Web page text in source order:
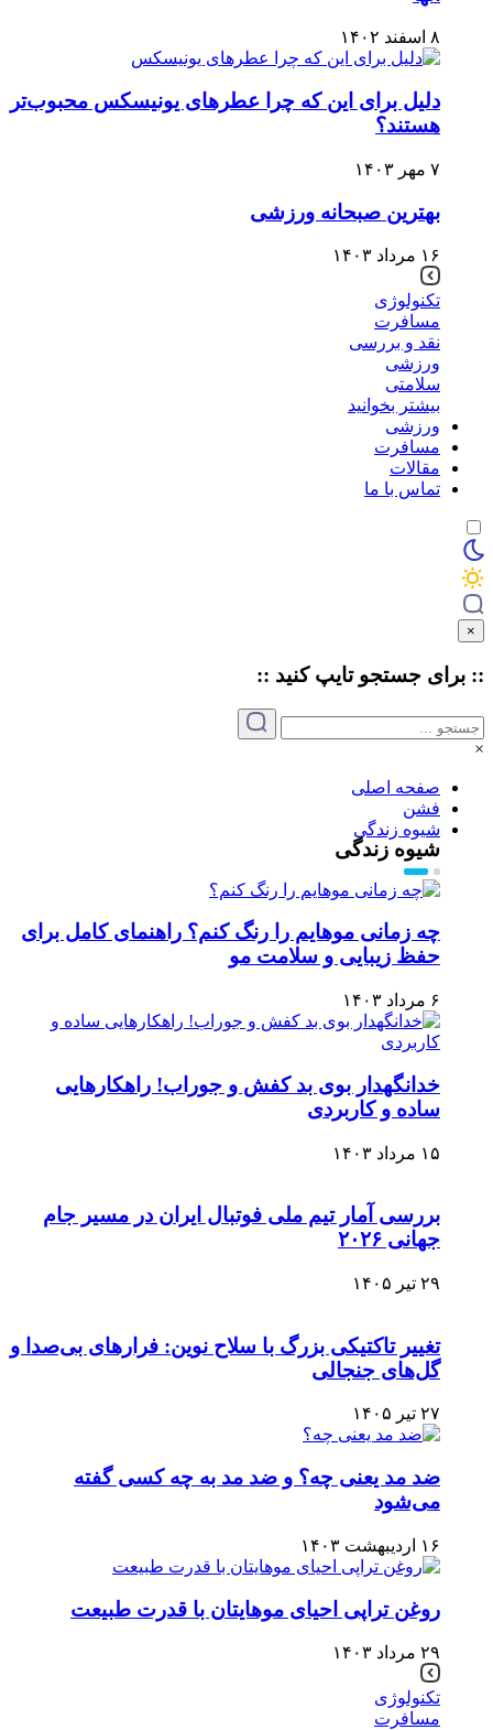
۸ اسفند ۱۴۰۲
دلیل برای این که چرا عطرهای یونیسکس محبوب‌تر
هستند؟
۷ مهر ۱۴۰۳
بهترین صبحانه ورزشی
۱۶ مرداد ۱۴۰۳
تکنولوژی
مسافرت
نقد و بررسی
ورزشی
سلامتی
بیشتر بخوانید
ورزشی
مسافرت
مقالات
تماس با ما
×
:: برای جستجو تایپکنید ::
×
صفحه اصلی
فشن
شیوه زندگی
شیوه زندگی
چه زمانی موهایم را رنگ کنم؟ راهنمای کامل برای
حفظ زیبایی و سلامت مو
۶ مرداد ۱۴۰۳
خدانگهدار بوی بد کفش و جوراب! راهکارهایی
ساده و کاربردی
۱۵ مرداد ۱۴۰۳
بررسی آمار تیم ملی فوتبال ایران در مسیر جام
جهانی ۲۰۲۶
۲۹ تیر ۱۴۰۵
تغییر تاکتیکی بزرگ با سلاح نوین: فرارهای بی‌صدا و
گل‌های جنجالی
۲۷ تیر ۱۴۰۵
ضد مد یعنی چه؟ و ضد مد به چه کسی گفته
می‌شود
۱۶ اردیبهشت ۱۴۰۳
روغن تراپی احیای موهایتان با قدرت طبیعت
۲۹ مرداد ۱۴۰۳
تکنولوژی
مسافرت